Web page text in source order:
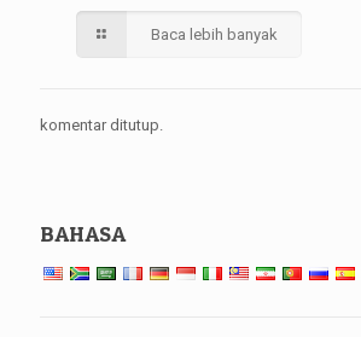
Baca lebih banyak
komentar ditutup.
BAHASA